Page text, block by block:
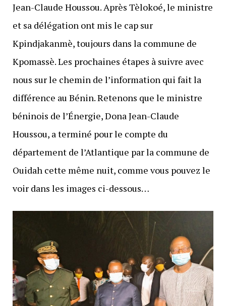
Jean-Claude Houssou. Après Tèlokoé, le ministre
et sa délégation ont mis le cap sur
Kpindjakanmè, toujours dans la commune de
Kpomassè. Les prochaines étapes à suivre avec
nous sur le chemin de l’information qui fait la
différence au Bénin. Retenons que le ministre
béninois de l’Énergie, Dona Jean-Claude
Houssou, a terminé pour le compte du
département de l’Atlantique par la commune de
Ouidah cette même nuit, comme vous pouvez le
voir dans les images ci-dessous…